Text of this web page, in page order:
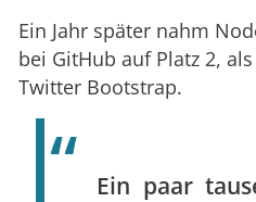
Ein Jahr später nahm
bei GitHub auf Platz 2,
Twitter Bootstrap.
Ein paar